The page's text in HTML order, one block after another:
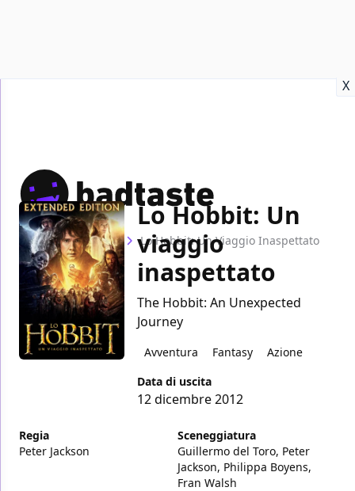
X
Home Film Lo Hobbit: Un Viaggio Inaspettato
Lo Hobbit: Un
viaggio
inaspettato
The Hobbit: An Unexpected
Journey
Avventura Fantasy
Azione
Data di uscita
12 dicembre 2012
Regia
Peter Jackson
Sceneggiatura
Guillermo del Toro, Peter
Jackson, Philippa Boyens,
Fran Walsh